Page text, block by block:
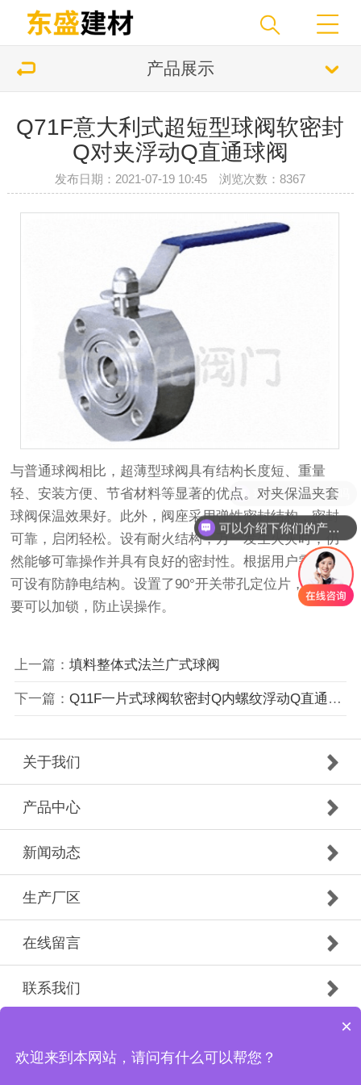
产品展示
Q71F意大利式超短型球阀软密封
Q对夹浮动Q直通球阀
发布日期：2021-07-19 10:45 浏览次数：8367
与普通球阀相比，超薄型球阀具有结构长度短、重量
轻、安装方便、节省材料等显著的优点。对夹保温夹套
球阀保温效果好。此外，阀座采用弹性密封结构，密封
可靠，启闭轻松。设有耐火结构，万一发生火灾时，仍
然能够可靠操作并具有良好的密封性。根据用户需要，
可设有防静电结构。设置了90°开关带孔定位片，根据需
要可以加锁，防止误操作。
上一篇： 填料整体式法兰广式球阀
下一篇： Q11F一片式球阀软密封Q内螺纹浮动Q直通球阀
关于我们
产品中心
新闻动态
生产厂区
在线留言
联系我们
Copyright © 1989-2021 济南东盛建材有限公司 版权所有
备案号：鲁ICP备2021022171号-1
可以介绍下你们的产品么
现在有优惠活动吗
×
欢迎来到本网站，请问有什么可以帮您？